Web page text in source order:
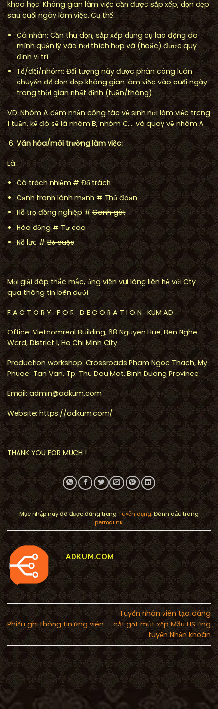
khoa học. Không gian làm việc cần được sắp xếp, dọn dẹp
sau cuối ngày làm việc. Cụ thể:
Cá nhân: Cần thu dọn, sắp xếp dụng cụ lao động do
mình quản lý vào nơi thích hợp và (hoặc) được quy
định vị trí
Tổ/đội/nhóm: Đối tượng này được phân công luân
chuyển để dọn dẹp không gian làm việc vào cuối ngày
trong thời gian nhất định (tuần/tháng)
VD: Nhóm A đảm nhận công tác vệ sinh nơi làm việc trong
1 tuần, kế đó sẽ là nhóm B, nhóm C,… và quay về nhóm A
Văn hóa/môi trường làm việc:
Là:
Có trách nhiệm #Đổtrách
Cạnh tranh lành mạnh #Thủđoạn
Hỗ trợ đồng nghiệp #Ganh gét
Hòa đồng #Tựcao
Nỗ lực #Bỏcuộc
Mọi giải đáp thắc mắc, ứng viên vui lòng liên hệ với Cty
qua thông tin bên dưới
F A C T O R Y F O R D E C O R A T I O N KUM AD
Office: Vietcomreal Building, 68 Nguyen Hue, Ben Nghe
Ward, District 1, Ho Chi Minh City
Production workshop: Crossroads Pham Ngoc Thach, My
Phuoc Tan Van, Tp. Thu Dau Mot, Binh Duong Province
Email: admin@adkum.com
Website: https://adkum.com/
THANK YOU FOR MUCH !
Mục nhập này đã được đăng trongTuyển dụng. Đánh dấu trang
permalink.
ADKUM.COM
Phiếu ghi thông tin ứng viên
Tuyển nhân viên tạo dáng
cắt gọt mút xốp Mẫu HS ứng
tuyển Nhận khoán